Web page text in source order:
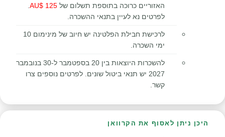
האזוריים כרוכה בתוספת תשלום של 125 $AU
.
לפרטים נא לעיין בתנאי ההשכרה.
לרכישת חבילת הפלטינה יש חיוב של מינימום 10
ימי השכרה.
להשכרות היוצאות בין 20 בספטמבר ל-30 בנובמבר
2027 יש תנאי ביטול שונים. לפרטים נוספים צרו
קשר.
היכן ניתן לאסוף את הקרוואן